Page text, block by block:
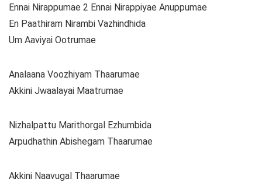
Ennai Nirappumae 2 Ennai Nirappiyae Anuppumae
En Paathiram Nirambi Vazhindhida
Um Aaviyai Ootrumae
Analaana Voozhiyam Thaarumae
Akkini Jwaalayai Maatrumae
Nizhalpattu Marithorgal Ezhumbida
Arpudhathin Abishegam Thaarumae
Akkini Naavugal Thaarumae